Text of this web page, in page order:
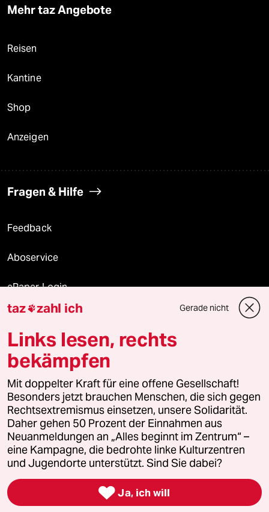
Mehr taz Angebote
Reisen
Kantine
Shop
Anzeigen
Fragen & Hilfe
Feedback
Aboservice
ePaper Login
Downloads für Abonnierende
© 2026 taz Verlags und Vertriebs GmbH
Alle Rechte vorbehalten. Bei rechtlichen Fragen oder für Genehmigungen
wenden Sie sich bitte an
lizenzen@taz.de
Feedback Redaktionsstatut Kommune-Richtlinien
Leitlinie Informant Datenschutz Impressum AGB
Seitenwende Einwilligungen widerrufen (Ads)
taz zahl ich Gerade nicht
Links lesen, rechts
bekämpfen
Mit doppelter Kraft für eine offene Gesellschaft!
Besonders jetzt brauchen Menschen, die sich gegen
Rechtsextremismus einsetzen, unsere Solidarität.
Daher gehen 50 Prozent der Einnahmen aus
Neuanmeldungen an „Alles beginnt im Zentrum“ –
eine Kampagne, die bedrohte linke Kulturzentren
und Jugendorte unterstützt. Sind Sie dabei?
 Ja, ich will